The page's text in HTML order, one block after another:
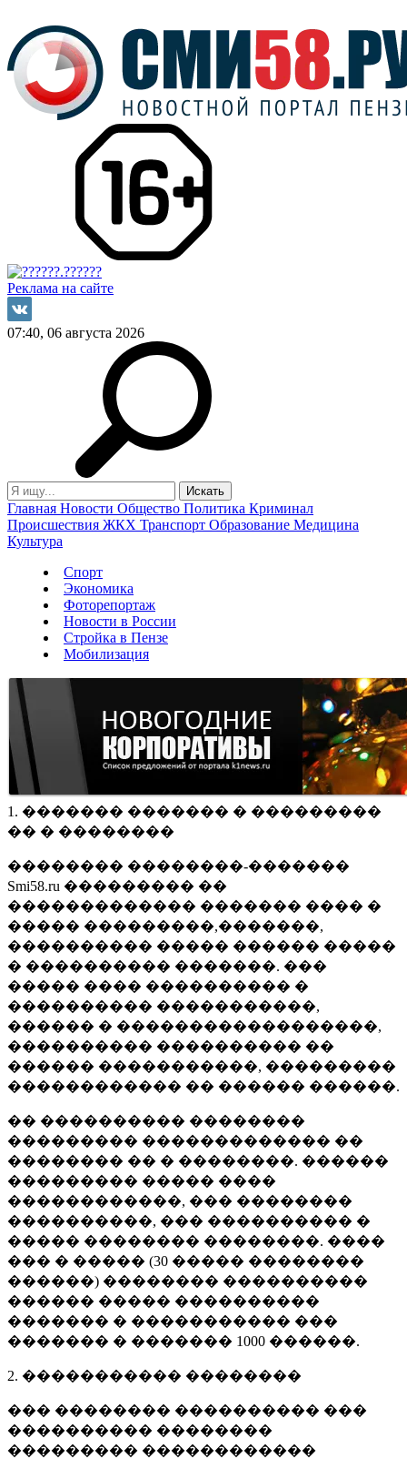
Реклама на сайте
07:40, 06 августа 2026
Главная Новости Общество Политика Криминал
Происшествия ЖКХ Транспорт Образование Медицина
Культура
Спорт
Экономика
Фоторепортаж
Новости в России
Стройка в Пензе
Мобилизация
1. ������� ������� � ���������
�� � ��������
�������� ��������-�������
Smi58.ru ��������� ��
������������� ������� ���� �
����� ���������,�������,
���������� ����� ������ �����
� ���������� �������. ���
����� ���� ���������� �
���������� �����������,
������ � ������������������,
���������� ���������� ��
������ �����������, ���������
������������ �� ������ ������.
�� ���������� ��������
��������� ������������� ��
�������� �� � ��������. ������
��������� ����� ����
������������, ��� ��������
����������, ��� ���������� �
����� �������� ��������. ����
��� � ����� (30 ����� ��������
������) �������� ����������
������ ����� ����������
������� � ����������� ���
������� � ������� 1000 ������.
2. ����������� ��������
��� �������� ���������� ���
���������� ��������
��������� ������������